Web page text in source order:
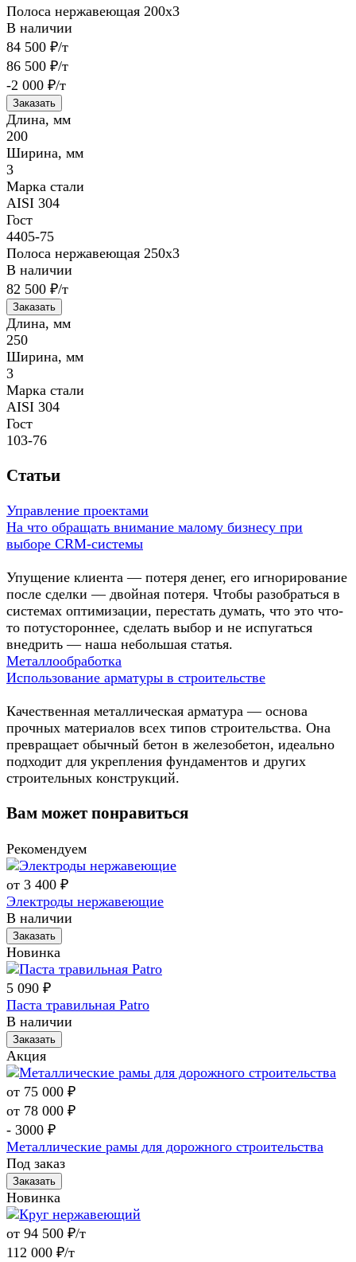
Полоса нержавеющая 200х3
В наличии
84 500 ₽/т
86 500 ₽/т
-2 000 ₽/т
Заказать
Длина, мм
200
Ширина, мм
3
Марка стали
AISI 304
Гост
4405-75
Полоса нержавеющая 250х3
В наличии
82 500 ₽/т
Заказать
Длина, мм
250
Ширина, мм
3
Марка стали
AISI 304
Гост
103-76
Статьи
Управление проектами
На что обращать внимание малому бизнесу при
выборе CRM-системы
Упущение клиента — потеря денег, его игнорирование
после сделки — двойная потеря. Чтобы разобраться в
системах оптимизации, перестать думать, что это что-
то потустороннее, сделать выбор и не испугаться
внедрить — наша небольшая статья.
Металлообработка
Использование арматуры в строительстве
Качественная металлическая арматура — основа
прочных материалов всех типов строительства. Она
превращает обычный бетон в железобетон, идеально
подходит для укрепления фундаментов и других
строительных конструкций.
Вам может понравиться
Рекомендуем
от 3 400 ₽
Электроды нержавеющие
В наличии
Заказать
Новинка
5 090 ₽
Паста травильная Patro
В наличии
Заказать
Акция
от 75 000 ₽
от 78 000 ₽
- 3000 ₽
Металлические рамы для дорожного строительства
Под заказ
Заказать
Новинка
от 94 500 ₽/т
112 000 ₽/т